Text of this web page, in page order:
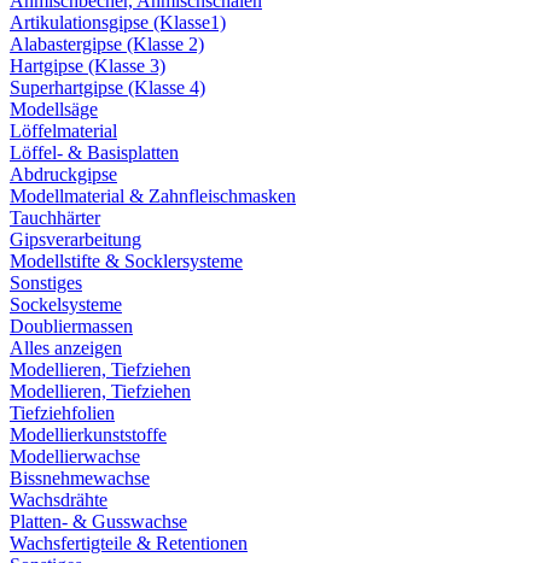
Artikulationsgipse (Klasse1)
Alabastergipse (Klasse 2)
Hartgipse (Klasse 3)
Superhartgipse (Klasse 4)
Modellsäge
Löffelmaterial
Löffel- & Basisplatten
Abdruckgipse
Modellmaterial & Zahnfleischmasken
Tauchhärter
Gipsverarbeitung
Modellstifte & Socklersysteme
Sonstiges
Sockelsysteme
Doubliermassen
Alles anzeigen
Modellieren, Tiefziehen
Modellieren, Tiefziehen
Tiefziehfolien
Modellierkunststoffe
Modellierwachse
Bissnehmewachse
Wachsdrähte
Platten- & Gusswachse
Wachsfertigteile & Retentionen